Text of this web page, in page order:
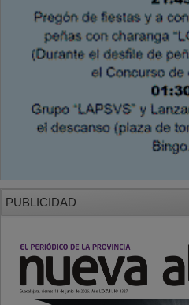
PUBLICIDAD